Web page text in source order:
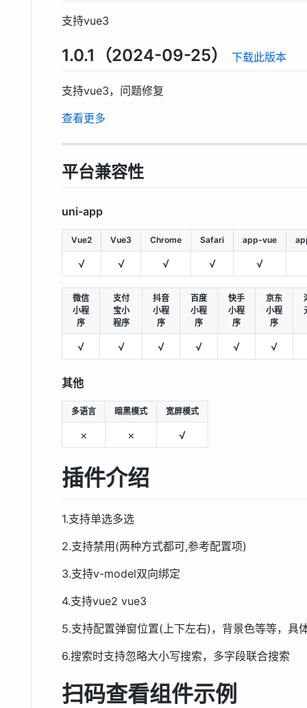
支持vue3
1.0.1（2024-09-25） 下载此版本
支持vue3，问题修复
查看更多
平台兼容性
uni-app
Vue2 Vue3 Chrome Safari app-vue
√ √ √ √ √
微信
小程
序
支付
宝小
程序
抖音
小程
序
百度
小程
序
快手
小程
序
京东
小程
序
√ √ √ √ √ √
其他
多语言 暗黑模式 宽屏模式
× × √
插件介绍
1.支持单选多选
2.支持禁用(两种方式都可,参考配置项)
3.支持v-model双向绑定
4.支持vue2 vue3
5.支持配置弹窗位置(上下左右)，背景色等等，具
6.搜索时支持忽略大小写搜索，多字段联合搜索
扫码查看组件示例